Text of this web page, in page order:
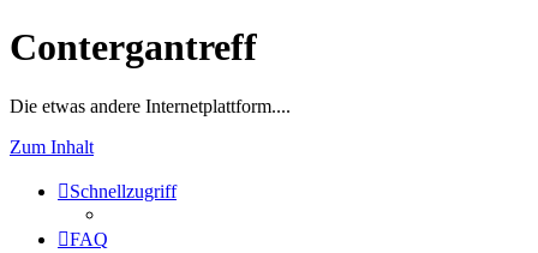
Contergantreff
Die etwas andere Internetplattform....
Zum Inhalt
Schnellzugriff
FAQ